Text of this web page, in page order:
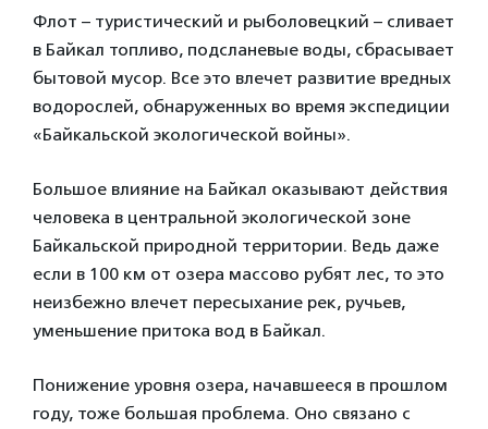
Флот – туристический и рыболовецкий – сливает
в Байкал топливо, подсланевые воды, сбрасывает
бытовой мусор. Все это влечет развитие вредных
водорослей, обнаруженных во время экспедиции
«Байкальской экологической войны».
Большое влияние на Байкал оказывают действия
человека в центральной экологической зоне
Байкальской природной территории. Ведь даже
если в 100 км от озера массово рубят лес, то это
неизбежно влечет пересыхание рек, ручьев,
уменьшение притока вод в Байкал.
Понижение уровня озера, начавшееся в прошлом
году, тоже большая проблема. Оно связано с